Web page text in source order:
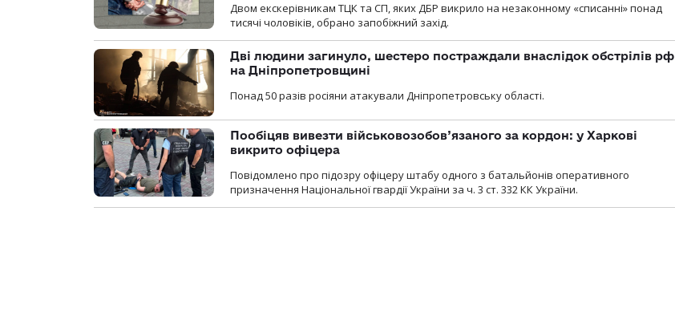
Двом екскерівникам ТЦК та СП, яких ДБР викрило на незаконному «списанні» понад
тисячі чоловіків, обрано запобіжний захід.
Дві людини загинуло, шестеро постраждали внаслідок обстрілів рф
на Дніпропетровщині
Понад 50 разів росіяни атакували Дніпропетровську області.
Пообіцяв вивезти військовозобов’язаного за кордон: у Харкові
викрито офіцера
Повідомлено про підозру офіцеру штабу одного з батальйонів оперативного
призначення Національної гвардії України за ч. 3 ст. 332 КК України.